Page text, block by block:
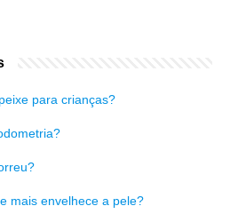
para crianças?
mais envelhece a pele?